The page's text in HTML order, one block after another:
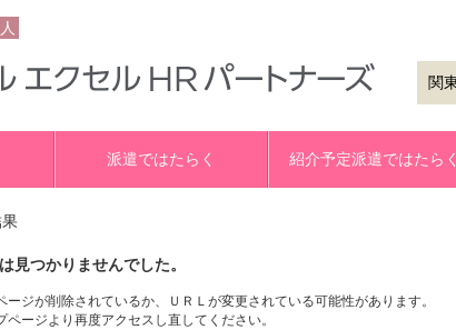
派遣ではたらく 紹介予定派遣ではたらく
見つかりませんでした。
ージが削除されているか、ＵＲＬが変更されている可能性があります。
ページより再度アクセスし直してください。